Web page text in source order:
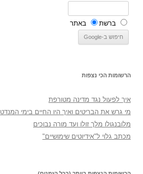
ברשת באתר
הרשומות הכי נצפות
איך לפעול נגד מדינה מטורפת
מי גרש את הבריטים ואיך היו החיים בימי המנדט
מלובנגולו מלך זולו ועד מורה נבוכים
מכתב גלוי ל"אידיוטים שימושיים"